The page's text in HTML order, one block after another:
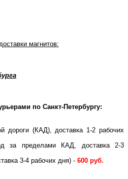
магнитов:
по Санкт-Петербургу:
дороги (КАД), доставка 1-2 рабочих
за пределами КАД, доставка 2-3
3-4 рабочих дня) - 600 руб.